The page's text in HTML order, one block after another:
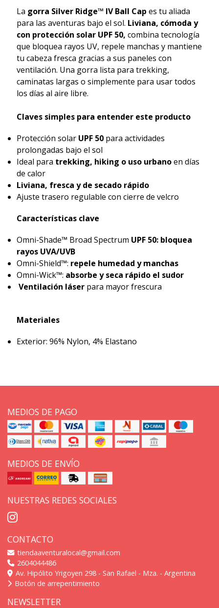
La gorra Silver Ridge™ IV Ball Cap es tu aliada
para las aventuras bajo el sol. Liviana, cómoda y
con protección solar UPF 50, combina tecnología
que bloquea rayos UV, repele manchas y mantiene
tu cabeza fresca gracias a sus paneles con
ventilación. Una gorra lista para trekking,
caminatas largas o simplemente para usar todos
los días al aire libre.
Claves simples para entender este producto
Protección solar UPF 50para actividades
prolongadas bajo el sol
Ideal para trekking, hiking o uso urbanoen días
de calor
Liviana, fresca y de secado rápido
Ajuste trasero regulable con cierre de velcro
Características clave
Omni-Shade™ Broad Spectrum UPF 50: bloquea
rayos UVA/UVB
Omni-Shield™: repele humedad y manchas
Omni-Wick™: absorbe y seca rápido el sudor
Ventilación láserpara mayor frescura
Materiales
Exterior: 96% Nylon, 4% Elastano
MEDIOS DE PAGO
MEDIOS DE ENVÍO
NUESTRAS REDES SOCIALES
CONTACTO
tiendaaventuralocal@gmail.com
2604044486
Av. Hipólito Yrigoyen 298 - San Rafael - Mza. - Argentina
Botón de arrepentimiento
NEWSLETTER